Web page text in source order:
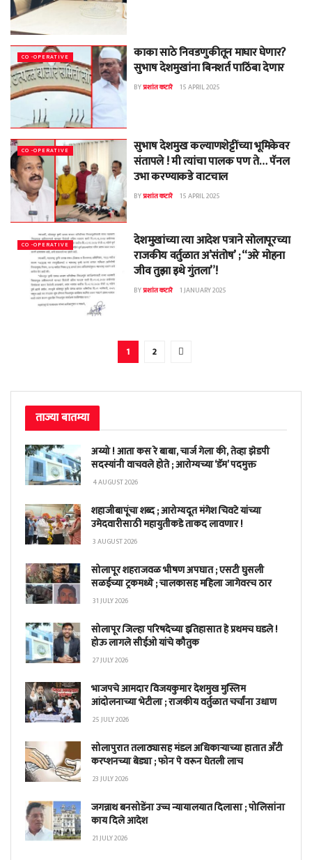
CO -OPERATIVE
काका साठे निवडणुकीतून माघार घेणार?
सुभाष देशमुखांना बिनशर्त पाठिंबा देणार
BYप्रशांत कटारे 15 APRIL 2025
CO -OPERATIVE
सुभाष देशमुख कल्याणशेट्टींच्या भूमिकेवर
संतापले ! मी त्यांचा पालक पण ते… पॅनल
उभा करण्याकडे वाटचाल
BYप्रशांत कटारे 15 APRIL 2025
CO -OPERATIVE
देशमुखांच्या त्या आदेश पत्राने सोलापूरच्या
राजकीय वर्तुळात अ’संतोष’ ; “अरे मोहना
जीव तुझा इथे गुंतला”!
BYप्रशांत कटारे 1 JANUARY 2025
1 2
ताज्या बातम्या
अय्यो ! आता कस रे बाबा, चार्ज गेला की, तेव्हा झेडपी
सदस्यांनी वाचवले होते ; आरोग्यच्या ‘डॅम’ पदमुक्त
4 AUGUST 2026
शहाजीबापूंचा शब्द ; आरोग्यदूत मंगेश चिवटे यांच्या
उमेदवारीसाठी महायुतीकडे ताकद लावणार !
3 AUGUST 2026
सोलापूर शहराजवळ भीषण अपघात ; एसटी घुसली
सळईच्या ट्रकमध्ये ; चालकासह महिला जागेवरच ठार
31 JULY 2026
सोलापूर जिल्हा परिषदेच्या इतिहासात हे प्रथमच घडले !
होऊ लागले सीईओ यांचे कौतुक
27 JULY 2026
भाजपचे आमदार विजयकुमार देशमुख मुस्लिम
आंदोलनाच्या भेटीला ; राजकीय वर्तुळात चर्चांना उधाण
25 JULY 2026
सोलापुरात तलाठ्यासह मंडल अधिकाऱ्याच्या हातात अँटी
करप्शनच्या बेड्या ; फोन पे वरून घेतली लाच
23 JULY 2026
जगन्नाथ बनसोडेंना उच्च न्यायालयात दिलासा ; पोलिसांना
काय दिले आदेश
21 JULY 2026